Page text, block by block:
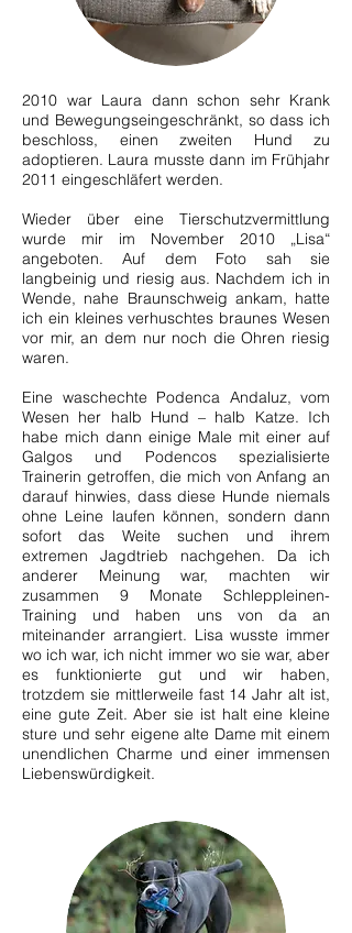
2010 war Laura dann schon sehr Krank
und Bewegungseingeschränkt, so dass ich
beschloss, einen zweiten Hund zu
adoptieren. Laura musste dann im Frühjahr
2011 eingeschläfert werden.
Wieder über eine Tierschutzvermittlung
wurde mir im November 2010 „Lisa“
angeboten. Auf dem Foto sah sie
langbeinig und riesig aus. Nachdem ich in
Wende, nahe Braunschweig ankam, hatte
ich ein kleines verhuschtes braunes Wesen
vor mir, an dem nur noch die Ohren riesig
waren.
Eine waschechte Podenca Andaluz, vom
Wesen her halb Hund – halb Katze. Ich
habe mich dann einige Male mit einer auf
Galgos und Podencos spezialisierte
Trainerin getroffen, die mich von Anfang an
darauf hinwies, dass diese Hunde niemals
ohne Leine laufen können, sondern dann
sofort das Weite suchen und ihrem
extremen Jagdtrieb nachgehen. Da ich
anderer Meinung war, machten wir
zusammen 9 Monate Schleppleinen-
Training und haben uns von da an
miteinander arrangiert. Lisa wusste immer
wo ich war, ich nicht immer wo sie war, aber
es funktionierte gut und wir haben,
trotzdem sie mittlerweile fast 14 Jahr alt ist,
eine gute Zeit. Aber sie ist halt eine kleine
sture und sehr eigene alte Dame mit einem
unendlichen Charme und einer immensen
Liebenswürdigkeit.